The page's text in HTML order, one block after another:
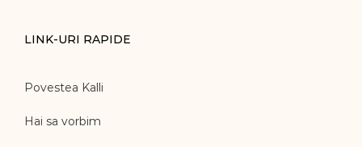
LINK-URI RAPIDE
Povestea Kalli
Hai sa vorbim